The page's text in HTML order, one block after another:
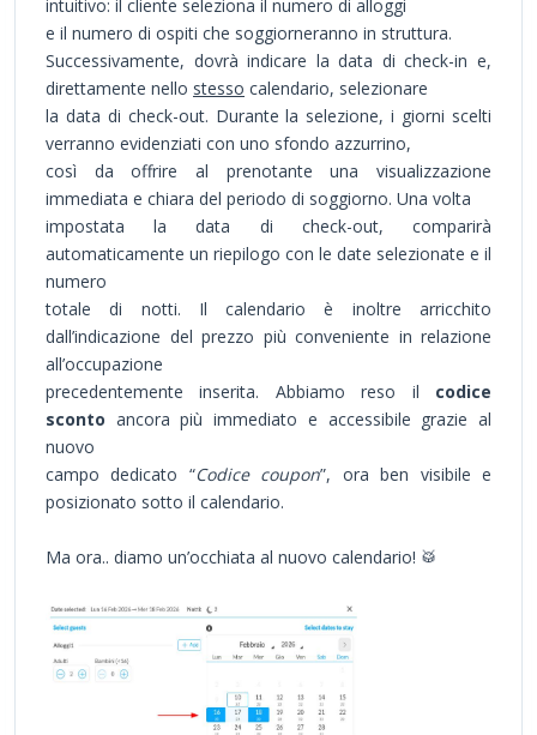
intuitivo: il cliente seleziona il numero di alloggi
e il numero di ospiti che soggiorneranno in struttura.
Successivamente, dovrà indicare la data di check-in e,
direttamente nello stesso calendario, selezionare
la data di check-out. Durante la selezione, i giorni scelti
verranno evidenziati con uno sfondo azzurrino,
così da offrire al prenotante una visualizzazione
immediata e chiara del periodo di soggiorno. Una volta
impostata la data di check-out, comparirà
automaticamente un riepilogo con le date selezionate e il
numero
totale di notti. Il calendario è inoltre arricchito
dall’indicazione del prezzo più conveniente in relazione
all’occupazione
precedentemente inserita. Abbiamo reso il codice
sconto ancora più immediato e accessibile grazie al
nuovo
campo dedicato “Codice coupon”, ora ben visibile e
posizionato sotto il calendario.
Ma ora.. diamo un’occhiata al nuovo calendario! 🥁